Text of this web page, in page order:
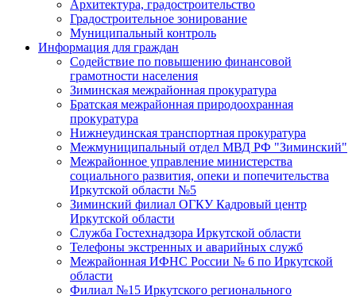
Архитектура, градостроительство
Градостроительное зонирование
Муниципальный контроль
Информация для граждан
Содействие по повышению финансовой
грамотности населения
Зиминская межрайонная прокуратура
Братская межрайонная природоохранная
прокуратура
Нижнеудинская транспортная прокуратура
Межмуниципальный отдел МВД РФ "Зиминский"
Межрайонное управление министерства
социального развития, опеки и попечительства
Иркутской области №5
Зиминский филиал ОГКУ Кадровый центр
Иркутской области
Служба Гостехнадзора Иркутской области
Телефоны экстренных и аварийных служб
Межрайонная ИФНС России № 6 по Иркутской
области
Филиал №15 Иркутского регионального